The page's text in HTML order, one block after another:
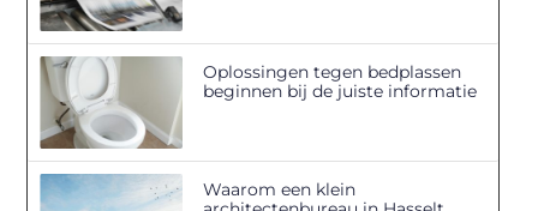
Oplossingen tegen bedplassen
beginnen bij de juiste informatie
Waarom een klein